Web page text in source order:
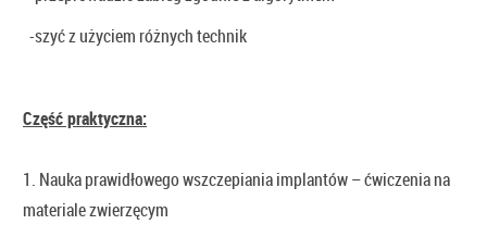
-szyć z użyciem różnych technik
Część praktyczna:
1. Nauka prawidłowego wszczepiania implantów – ćwiczenia na
materiale zwierzęcym